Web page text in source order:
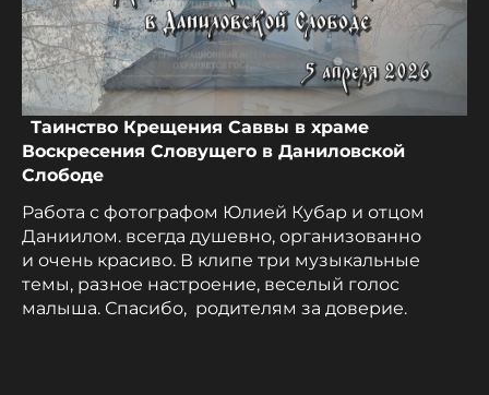
Таинство Крещения Саввы в храме
Воскресения Словущего в Даниловской
Слободе
Работа с фотографом Юлией Кубар и отцом
Даниилом. всегда душевно, организованно
и очень красиво. В клипе три музыкальные
темы, разное настроение, веселый голос
малыша. Спасибо, родителям за доверие.